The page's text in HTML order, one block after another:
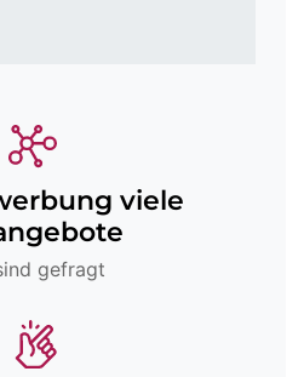
viele
gefragt